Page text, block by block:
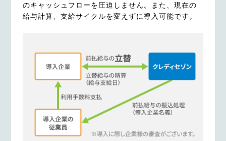
のキャッシュフローを圧迫しません。また、現在の
給与計算、支給サイクルを変えずに導入可能です。